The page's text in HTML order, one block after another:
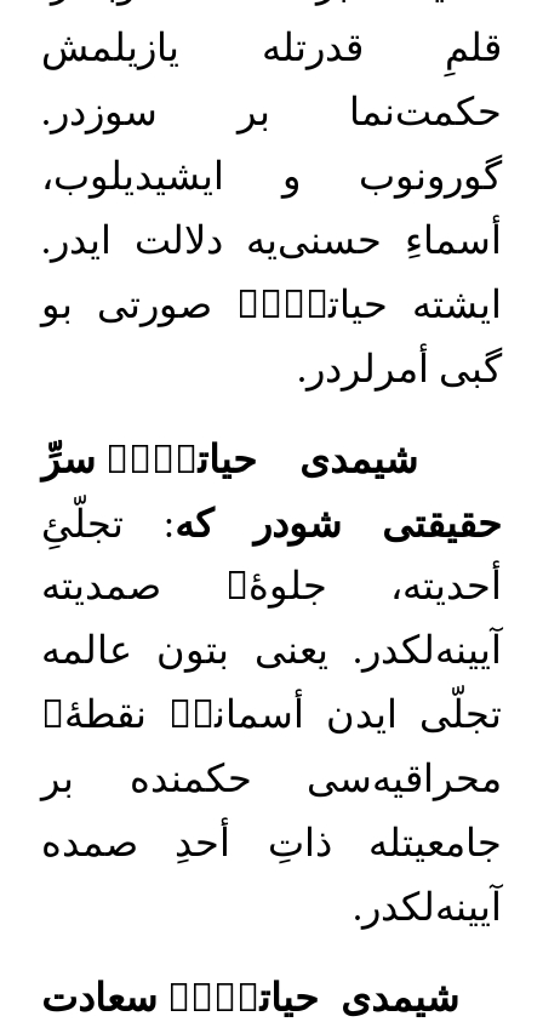
قلمِ
قدرتله
يازيلمش
حكمتنما بر سوزدر .
گورونوب
و
ايشيديلوب،
أسماءِ
حسنىيه دلالت ايدر .
ايشته
حياتكۡكۡ صورتى
بو
گبى أمرلردر .
شيمدى حياتكۡكۡ سرِّ
حقيقتى
شودر كه: تجلّئِ
أحديته،
جلوهٔ‌
صمديته
آيينهلكدر . يعنى بتون
عالمه
تجلّى
ايدن أسمانكۡ نقطهٔ‌
محراقيهسى حكمنده
بر
جامعيتله
ذاتِ أحدِ
صمده
آيينهلكدر .
شيمدى حياتكۡكۡ سعادت